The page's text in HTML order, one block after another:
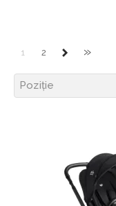
1 2 »